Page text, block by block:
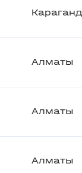
Алматы
Алматы
Алматы